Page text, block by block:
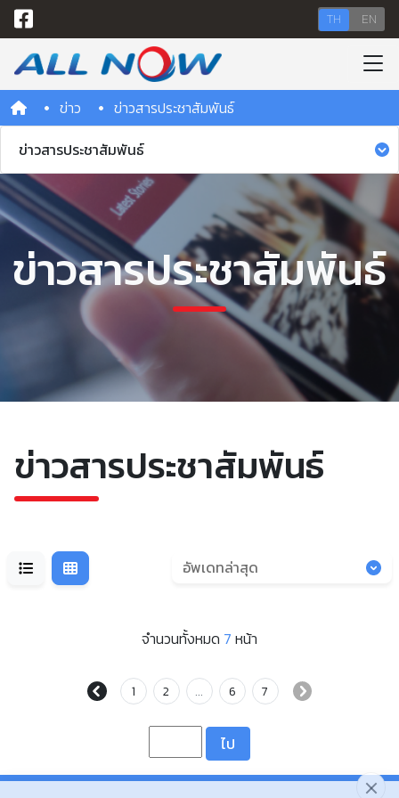
TH EN
ข่าว
ข่าวสารประชาสัมพันธ์
ข่าวสารประชาสัมพันธ์
ข่าวสารประชาสัมพันธ์
ข่าวสารประชาสัมพันธ์
จำนวนทั้งหมด 7 หน้า
1 2 ... 6 7
ไป